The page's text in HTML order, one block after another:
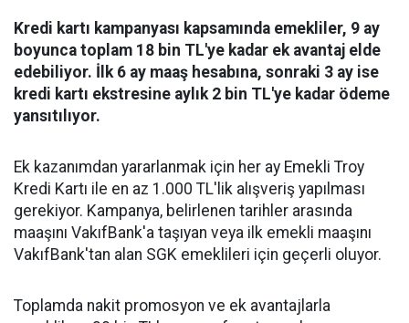
Kredi kartı kampanyası kapsamında emekliler, 9 ay
boyunca toplam 18 bin TL'ye kadar ek avantaj elde
edebiliyor. İlk 6 ay maaş hesabına, sonraki 3 ay ise
kredi kartı ekstresine aylık 2 bin TL'ye kadar ödeme
yansıtılıyor.
Ek kazanımdan yararlanmak için her ay Emekli Troy
Kredi Kartı ile en az 1.000 TL'lik alışveriş yapılması
gerekiyor. Kampanya, belirlenen tarihler arasında
maaşını VakıfBank'a taşıyan veya ilk emekli maaşını
VakıfBank'tan alan SGK emeklileri için geçerli oluyor.
Toplamda nakit promosyon ve ek avantajlarla